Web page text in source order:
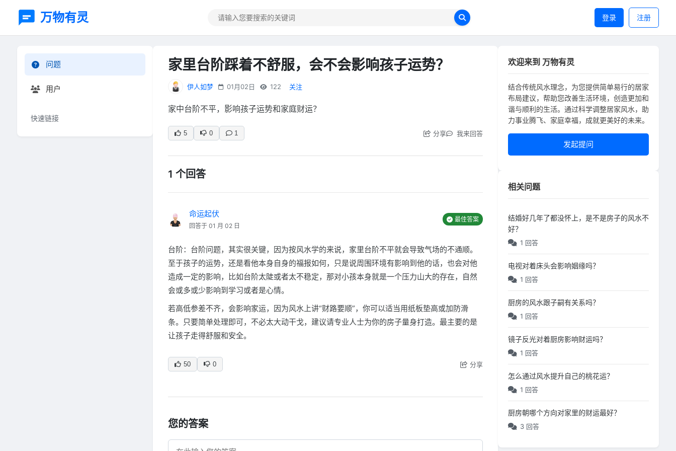
万物有灵 登录 注册
问题
用户
快速链接
家里台阶踩着不舒服，会不会影响孩子运势？
伊人如梦 01月02日 122 关注
家中台阶不平，影响孩子运势和家庭财运？
5 0 1 分享 我来回答
1 个回答
命运起伏
回答于 01 月 02 日
最佳答案
台阶：台阶问题，其实很关键，因为按风水学的来说，家里台阶不平就会导致气场的不通顺。
至于孩子的运势，还是看他本身自身的福报如何，只是说周围环境有影响到他的话，也会对他
造成一定的影响，比如台阶太陡或者太不稳定，那对小孩本身就是一个压力山大的存在，自然
会或多或少影响到学习或者是心情。
若高低参差不齐，会影响家运，因为风水上讲“财路要顺”，你可以适当用纸板垫高或加防滑
条。只要简单处理即可，不必太大动干戈，建议请专业人士为你的房子量身打造。最主要的是
让孩子走得舒服和安全。
50 0 分享
您的答案
欢迎来到 万物有灵
结合传统风水理念，为您提供简单易行的居家
布局建议，帮助您改善生活环境，创造更加和
谐与顺利的生活。通过科学调整居家风水，助
力事业腾飞、家庭幸福，成就更美好的未来。
发起提问
相关问题
结婚好几年了都没怀上，是不是房子的风水不
好？
1 回答
电视对着床头会影响姻缘吗？
1 回答
厨房的风水跟子嗣有关系吗？
1 回答
镜子反光对着厨房影响财运吗？
1 回答
怎么通过风水提升自己的桃花运？
1 回答
厨房朝哪个方向对家里的财运最好？
3 回答